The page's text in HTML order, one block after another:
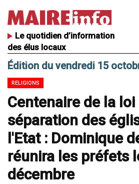
Le quotidien d’information
des élus locaux
Édition du vendredi 15
RELIGIONS
Centenaire de la loi
séparation des
l'Etat : Dominique
réunira les préfets
décembre